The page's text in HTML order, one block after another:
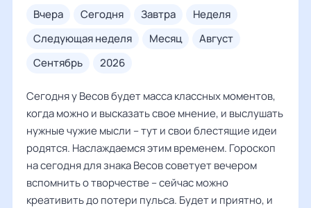
вчера сегодня завтра
неделя
следующая неделя
месяц
август
сентябрь
2026
Сегодня у Весов будет масса классных моментов,
когда можно и высказать свое мнение, и выслушать
нужные чужие мысли – тут и свои блестящие идеи
родятся. Наслаждаемся этим временем. Гороскоп
на сегодня для знака Весов советует вечером
вспомнить о творчестве – сейчас можно
креативить до потери пульса. Будет и приятно, и